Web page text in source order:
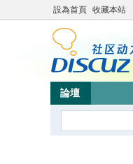
設為首頁 收藏本站
論壇